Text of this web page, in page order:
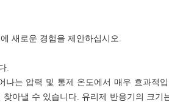
새로운 경험을 제안하십시오.
.
는 압력 및 통제 온도에서 매우 효과적
아낼 수 있습니다. 유리제 반응기의 크